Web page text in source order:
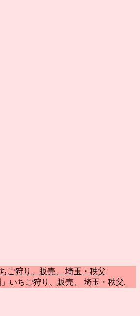
いちご狩り、販売、 埼玉・秩父.